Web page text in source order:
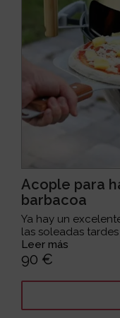
Acople para
barbacoa
Ya hay un
las soleadas
Leer más
90 €